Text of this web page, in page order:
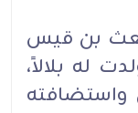
بن قيس
له بلالاً،